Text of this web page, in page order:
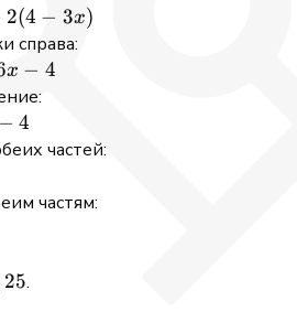
2(4 − 3x)
справа:
x − 4
− 4
частей:
частям:
25.